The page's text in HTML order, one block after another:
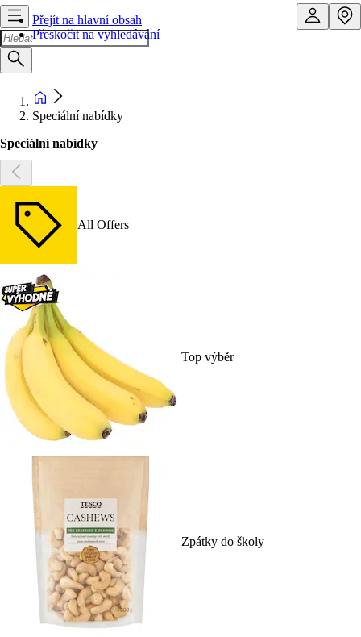
Přejít na hlavní obsah
Přeskočit na vyhledávání
Speciální nabídky
Speciální nabídky
All Offers
Top výběr
Zpátky do školy